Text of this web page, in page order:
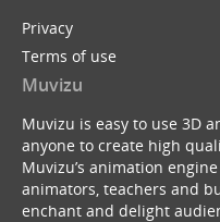
Privacy
Terms of use
Muvizu
Muvizu is easy to use 3D
anyone to create high
Muvizu’s animation
animators, teachers and
enchant and delight